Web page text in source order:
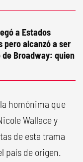
a Estados
pero alcanzó a ser
Broadway: quien
homónima que
Wallace y
de esta trama
país de origen.